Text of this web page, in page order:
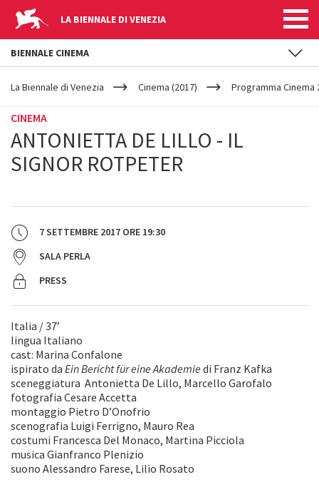
LA BIENNALE DI VENEZIA
YOUR
ARE
La Biennale di Venezia Cinema (2017) Programma
CINEMA
ANTONIETTA DE LILLO - IL
SIGNOR ROTPETER
7 SETTEMBRE 2017 ORE 19:30
SALA PERLA
PRESS
Italia / 37’
lingua Italiano
cast: Marina Confalone
ispirato da Ein Bericht für eine Akademie di Franz Kafka
sceneggiatura Antonietta De Lillo, Marcello Garofalo
fotografia Cesare Accetta
montaggio Pietro D’Onofrio
scenografia Luigi Ferrigno, Mauro Rea
costumi Francesca Del Monaco, Martina Picciola
musica Gianfranco Plenizio
suono Alessandro Farese, Lilio Rosato
BIENNALE CINEMA